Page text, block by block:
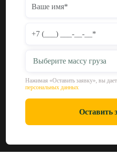
Выберите массу груза
Нажимая «Оставить заявку», вы
персональных данных
Оставить